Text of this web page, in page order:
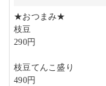
★おつまみ★
枝豆
290円
枝豆てんこ盛り
490円